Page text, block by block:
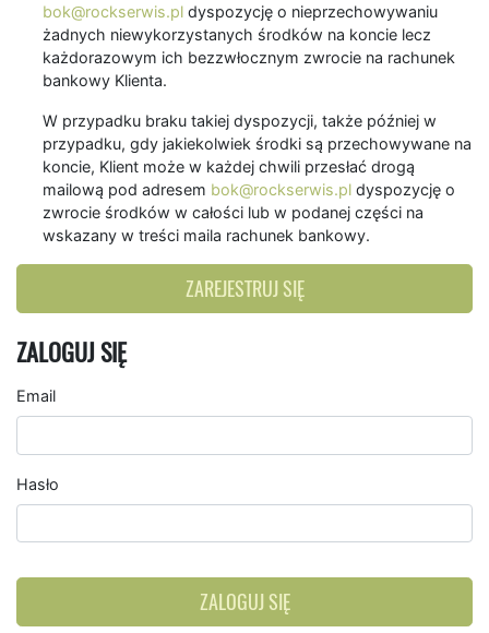
bok@rockserwis.pl dyspozycję o nieprzechowywaniu
żadnych niewykorzystanych środków na koncie lecz
każdorazowym ich bezzwłocznym zwrocie na rachunek
bankowy Klienta.
W przypadku braku takiej dyspozycji, także później w
przypadku, gdy jakiekolwiek środki są przechowywane na
koncie, Klient może w każdej chwili przesłać drogą
mailową pod adresem bok@rockserwis.pl dyspozycję o
zwrocie środków w całości lub w podanej części na
wskazany w treści maila rachunek bankowy.
ZAREJESTRUJ SIĘ
ZALOGUJ SIĘ
Email
Hasło
ZALOGUJ SIĘ